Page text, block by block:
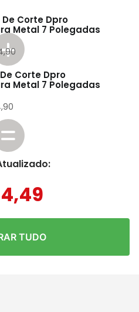
Corte Dpro
Metal 7 Polegadas
,90
Corte Dpro
Metal 7 Polegadas
,90
4,49
TUDO